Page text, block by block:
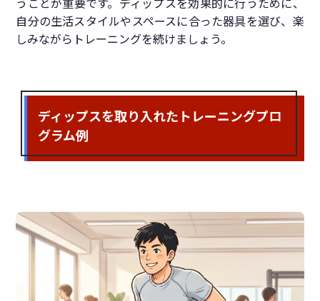
うことが重要です。ディップスを効果的に行うために、
自分の生活スタイルやスペースに合った器具を選び、楽
しみながらトレーニングを続けましょう。
ディップスを取り入れたトレーニングプロ
グラム例